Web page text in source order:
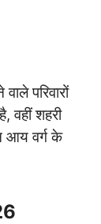
परिवारों
वहीं शहरी
आय वर्ग के